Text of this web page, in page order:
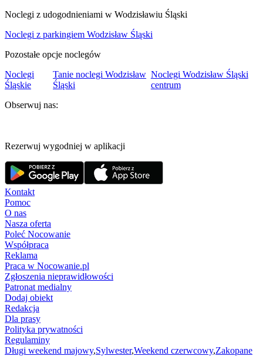
Noclegi z udogodnieniami w Wodzisławiu Śląski
Noclegi z parkingiem Wodzisław Śląski
Pozostałe opcje noclegów
Noclegi
Śląskie
Tanie noclegi Wodzisław
Śląski
Noclegi Wodzisław Śląski
centrum
Obserwuj nas:
Rezerwuj wygodniej w aplikacji
Kontakt
Pomoc
O nas
Nasza oferta
Poleć Nocowanie
Współpraca
Reklama
Praca w Nocowanie.pl
Zgłoszenia nieprawidłowości
Patronat medialny
Dodaj obiekt
Redakcja
Dla prasy
Polityka prywatności
Regulaminy
Długi weekend majowy,Sylwester,Weekend czerwcowy,Zakopane